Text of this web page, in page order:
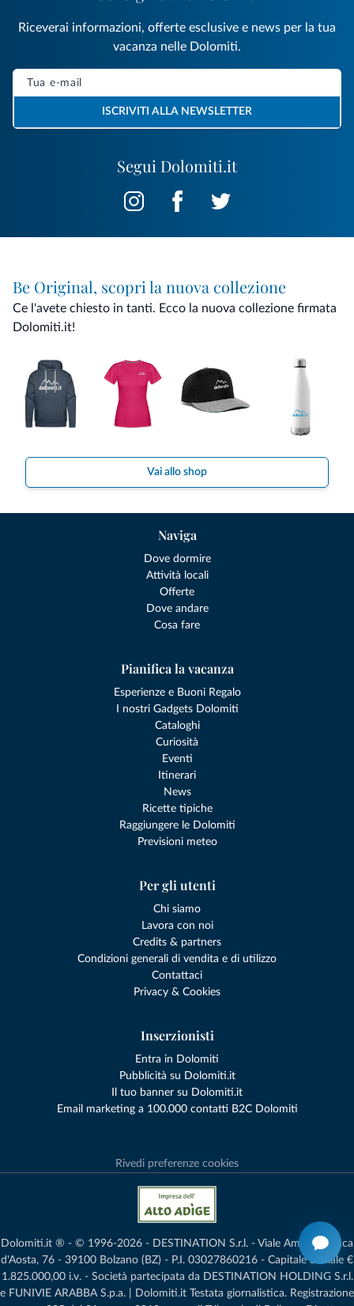
Segui Dolomiti.it
Riceverai informazioni, offerte esclusive e news per la tua
vacanza nelle Dolomiti.
ISCRIVITI ALLA NEWSLETTER
Be Original, scopri la nuova collezione
Ce l'avete chiesto in tanti. Ecco la nuova collezione firmata
Dolomiti.it!
Vai allo shop
Naviga
Dove dormire
Attività locali
Offerte
Dove andare
Cosa fare
Pianifica la vacanza
Esperienze e Buoni Regalo
I nostri Gadgets Dolomiti
Cataloghi
Curiosità
Eventi
Itinerari
News
Ricette tipiche
Raggiungere le Dolomiti
Previsioni meteo
Per gli utenti
Chi siamo
Lavora con noi
Credits & partners
Condizioni generali di vendita e di utilizzo
Contattaci
Privacy & Cookies
Inserzionisti
Entra in Dolomiti
Pubblicità su Dolomiti.it
Il tuo banner su Dolomiti.it
Email marketing a 100.000 contatti B2C Dolomiti
Rivedi preferenze cookies
Dolomiti.it ® - © 1996-2026 - DESTINATION S.r.l. - Viale Amedeo Duca
d'Aosta, 76 - 39100 Bolzano (BZ) - P.I. 03027860216 - Capitale Sociale €
1.825.000,00 i.v. - Società partecipata da DESTINATION HOLDING S.r.l.
e FUNIVIE ARABBA S.p.a. | Dolomiti.it Testata giornalistica. Registrazione